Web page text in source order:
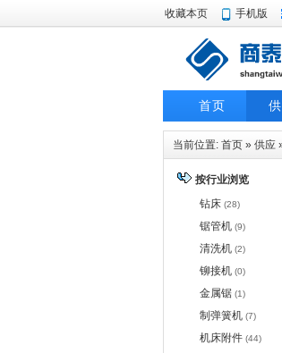
收藏本页 手机版
首页
当前位置: 首页 » 供应
按行业浏览
钻床 (28)
锯管机 (9)
清洗机 (2)
铆接机 (0)
金属锯 (1)
制弹簧机 (7)
机床附件 (44)